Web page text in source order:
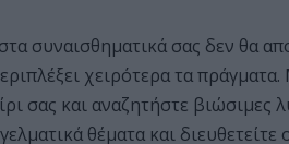
συναισθηματικά σας δεν θα
χειρότερα τα πράγματα.
σας και αναζητήστε βιώσιμες
θέματα και